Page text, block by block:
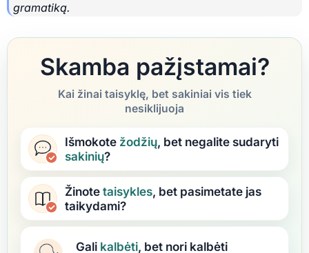
gramatiką.
Skamba pažįstamai?
Kai žinai taisyklę, bet sakiniai vis tiek
nesiklijuoja
Išmokote žodžių, bet negalite sudaryti
sakinių?
Žinotetaisykles, bet pasimetate jas
taikydami?
Gali kalbėti, bet nori kalbėti